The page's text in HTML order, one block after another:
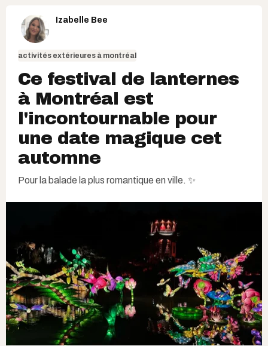
Izabelle Bee
activités extérieures à montréal
Ce festival de lanternes
à Montréal est
l'incontournable pour
une date magique cet
automne
Pour la balade la plus romantique en ville. ✨